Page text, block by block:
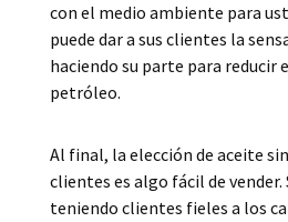
con el medio ambiente para
puede dar a sus clientes la
haciendo su parte para reducir
petróleo.
Al final, la elección de aceite
clientes es algo fácil de
teniendo clientes fieles a los